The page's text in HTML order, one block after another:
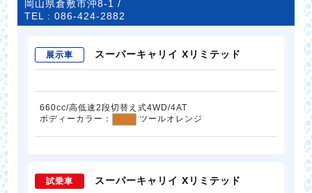
岡山県倉敷市沖8-1 /
TEL :086-424-2882
展示車 スーパーキャリイ Xリミテッド
660cc/高低速2段切替え式4WD/4AT
ボディーカラー：
ツールオレンジ
試乗車 スーパーキャリイ Xリミテッド